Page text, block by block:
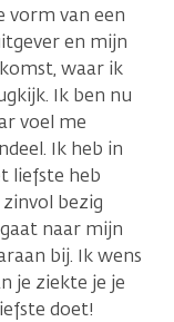
vorm van een
en mijn
waar ik
Ik ben nu
voel me
Ik heb in
liefste heb
bezig
naar mijn
bij. Ik wens
je ziekte je je
doet!